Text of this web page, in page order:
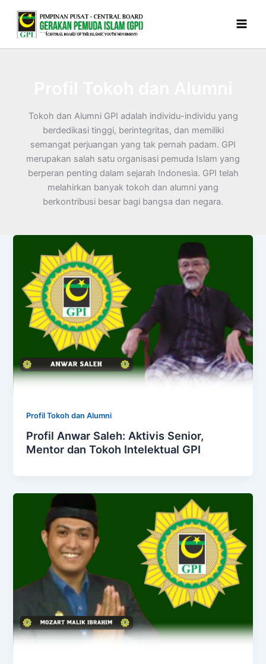
content
Tokoh dan Alumni GPI adalah individu-individu yang
berdedikasi tinggi, berintegritas, dan memiliki
semangat perjuangan yang tak pernah padam. GPI
merupakan salah satu organisasi pemuda Islam yang
berperan penting dalam sejarah Indonesia. GPI telah
melahirkan banyak tokoh dan alumni yang
berkontribusi besar bagi bangsa dan negara.
Profil Tokoh dan Alumni
Profil Anwar Saleh: Aktivis Senior,
Mentor dan Tokoh Intelektual GPI